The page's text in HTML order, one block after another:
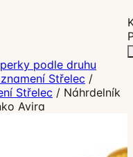
podle druhu
Střelec /
Střelec / Náhrdelník
Avira